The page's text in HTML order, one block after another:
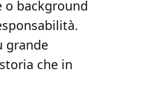
o background
grande
che in